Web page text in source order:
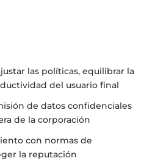
las políticas, equilibrar la
del usuario final
de datos confidenciales
de la corporación
con normas de
la reputación